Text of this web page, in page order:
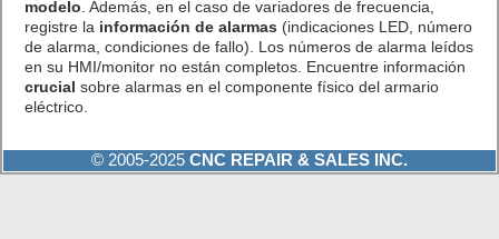
modelo . Además, en el caso de variadores de frecuencia,
registre la información de alarmas (indicaciones LED, número
de alarma, condiciones de fallo). Los números de alarma leídos
en su HMI/monitor no están completos. Encuentre información
crucial sobre alarmas en el componente físico del armario
eléctrico.
© 2005-2025 CNC REPAIR & SALES INC.